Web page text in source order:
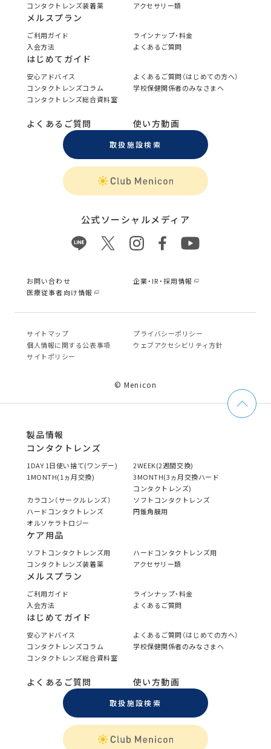
コンタクトレンズ装着薬
アクセサリー類
メルスプラン
ご利用ガイド
ラインナップ・料金
入会方法
よくあるご質問
はじめてガイド
安心アドバイス
よくあるご質問（はじめての方へ）
コンタクトレンズコラム
学校保健関係者のみなさまへ
コンタクトレンズ総合資料室
よくあるご質問 使い方動画
取扱施設検索
公式ソーシャルメディア
お問い合わせ
企業・IR・採用情報
医療従事者向け情報
サイトマップ
プライバシーポリシー
個⼈情報に関する公表事項
ウェブアクセシビリティ方針
サイトポリシー
© Menicon
製品情報
コンタクトレンズ
1DAY 1日使い捨て(ワンデー)
2WEEK(2週間交換)
1MONTH(1ヵ月交換)
3MONTH(3ヵ月交換ハード
コンタクトレンズ)
カラコン（サークルレンズ）
ソフトコンタクトレンズ
ハードコンタクトレンズ
円錐角膜用
オルソケラトロジー
ケア用品
ソフトコンタクトレンズ用
ハードコンタクトレンズ用
コンタクトレンズ装着薬
アクセサリー類
メルスプラン
ご利用ガイド
ラインナップ・料金
入会方法
よくあるご質問
はじめてガイド
安心アドバイス
よくあるご質問（はじめての方へ）
コンタクトレンズコラム
学校保健関係者のみなさまへ
コンタクトレンズ総合資料室
よくあるご質問 使い方動画
取扱施設検索